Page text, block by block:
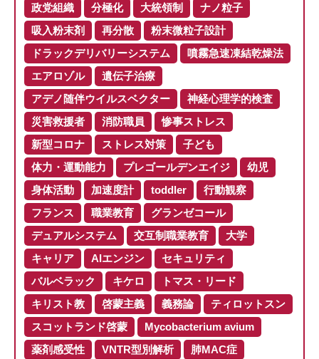
政党組織
分極化 大統領制
ナノ粒子
吸入粉末剤
再分散
粉末微粒子設計
ドラックデリバリーシステム
噴霧急速凍結乾燥法
エアロゾル
遺伝子治療
アデノ随伴ウイルスベクター
神経心理学的検査
災害救援者
消防職員
惨事ストレス
新型コロナ
ストレス対策
子ども
体力・運動能力
プレゴールデンエイジ
幼児
身体活動
加速度計 toddler
行動観察
フランス
職業教育
グランゼコール
デュアルシステム
交互制職業教育
大学
キャリア
AIエンジン
セキュリティ
バルベラック
キケロ
トマス・リード
キリスト教
啓蒙主義 義務論
ティロットスン
スコットランド啓蒙
Mycobacterium avium
薬剤感受性
VNTR型別解析
肺MAC症